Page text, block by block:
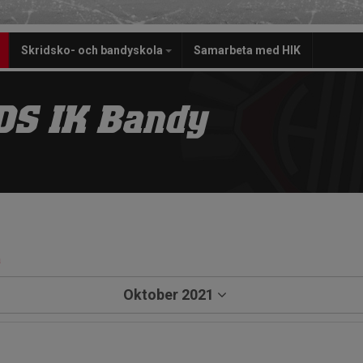
Skridsko- och bandyskola Samarbeta med HIK
IK Bandy
Oktober 2021